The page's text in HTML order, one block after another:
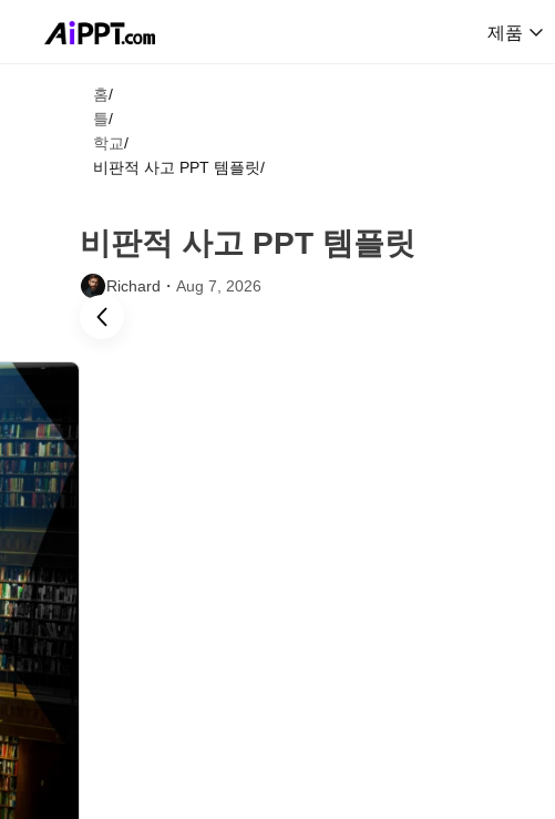
제품
홈/
틀/
학교/
비판적 사고 PPT 템플릿/
비판적 사고 PPT 템플릿
Richard・ Aug 7, 2026